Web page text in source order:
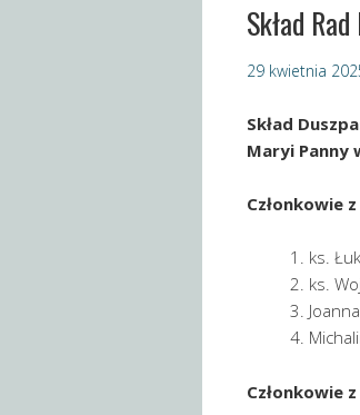
Skład
29 kwietnia
Skład
Maryi Panny
Członkowie
ks.
ks.
Członkowie